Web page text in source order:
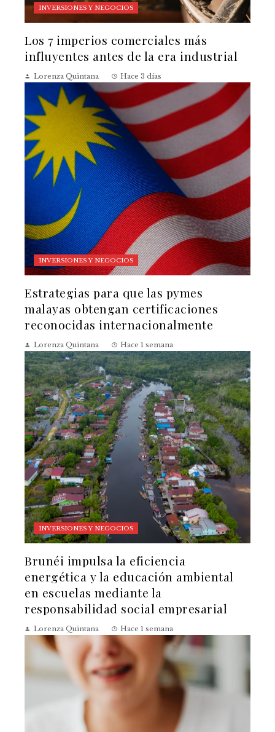
INVERSIONES Y NEGOCIOS
Los 7 imperios comerciales más
influyentes antes de la era industrial
Lorenza Quintana Hace 3 días
INVERSIONES Y NEGOCIOS
Estrategias para que las pymes
malayas obtengan certificaciones
reconocidas internacionalmente
Lorenza Quintana Hace 1 semana
INVERSIONES Y NEGOCIOS
Brunéi impulsa la eficiencia
energética y la educación ambiental
en escuelas mediante la
responsabilidad social empresarial
Lorenza Quintana Hace 1 semana